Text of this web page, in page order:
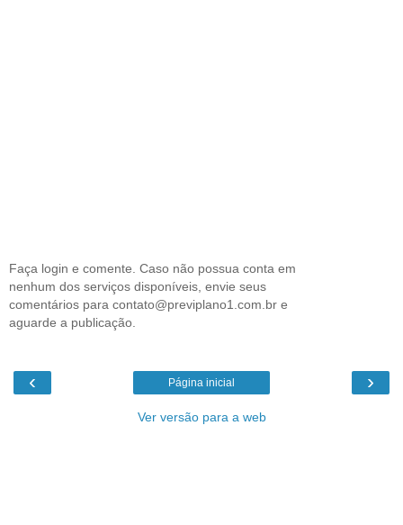
Faça login e comente. Caso não possua conta em
nenhum dos serviços disponíveis, envie seus
comentários para contato@previplano1.com.br e
aguarde a publicação.
‹ ›
Página inicial
Ver versão para a web